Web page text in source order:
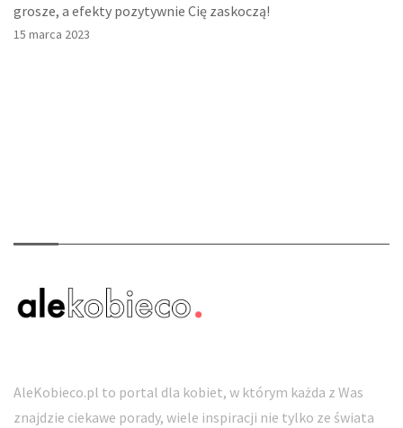
grosze, a efekty pozytywnie Cię zaskoczą!
15 marca 2023
AleKobieco.pl to portal dla kobiet, w którym każda z Was
znajdzie ciekawe porady, wiele inspiracji nie tylko ze świata